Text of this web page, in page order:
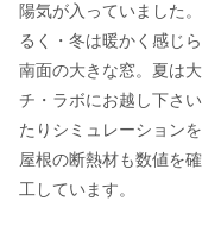
陽気が入っていました
るく・冬は暖かく感じ
南面の大きな窓。夏は
チ・ラボにお越し下さ
たりシミュレーション
屋根の断熱材も数値を
工しています。